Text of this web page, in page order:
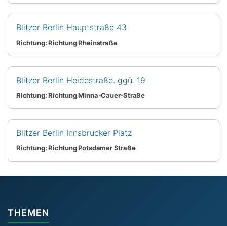
Blitzer Berlin Hauptstraße 43
Richtung: Richtung Rheinstraße
Blitzer Berlin Heidestraße. ggü. 19
Richtung: Richtung Minna-Cauer-Straße
Blitzer Berlin Innsbrucker Platz
Richtung: Richtung Potsdamer Straße
THEMEN